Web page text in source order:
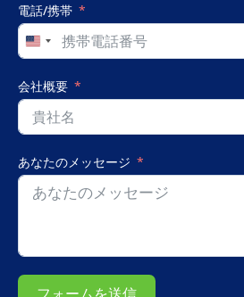
電話/携帯
United
States
+1
会社概要
あなたのメッセージ